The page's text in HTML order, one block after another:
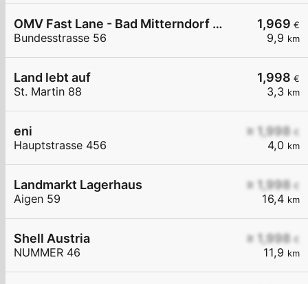
1,969 €
9,9 km
OMV Fast Lane - Bad Mitterndorf Bundesstraße 56
Bundesstrasse 56
1,998 €
3,3 km
Land lebt auf
St. Martin 88
≥ 1,998 €
4,0 km
eni
Hauptstrasse 456
≥ 1,998 €
16,4 km
Landmarkt Lagerhaus
Aigen 59
≥ 1,998 €
11,9 km
Shell Austria
NUMMER 46